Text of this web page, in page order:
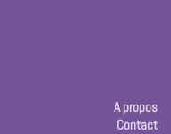
A propos
Contact